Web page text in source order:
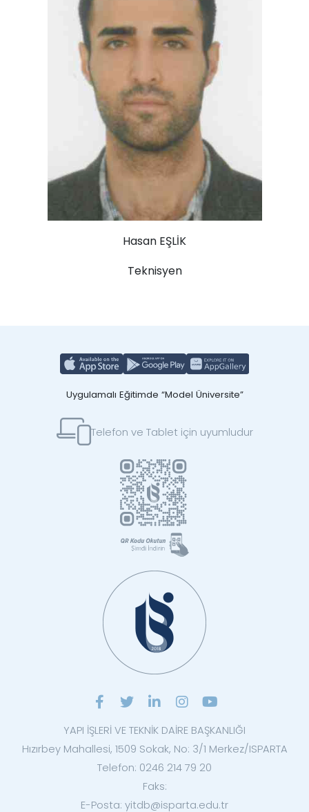
Hasan EŞLİK
Teknisyen
Uygulamalı Eğitimde “Model Üniversite”
Telefon ve Tablet için uyumludur
YAPI İŞLERİ VE TEKNİK DAİRE BAŞKANLIĞI
Hızırbey Mahallesi, 1509 Sokak, No: 3/1 Merkez/ISPARTA
Telefon: 0246 214 79 20
Faks:
E-Posta: yitdb@isparta.edu.tr